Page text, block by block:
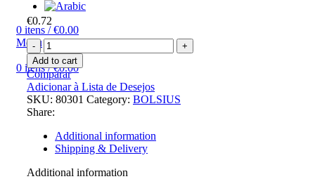
0 itens / €0.00
Menu
0 itens / €0.00
€0.72
Add to cart
Comparar
Adicionar à Lista de Desejos
SKU: 80301 Category: BOLSIUS
Share:
Additional information
Shipping & Delivery
Additional information